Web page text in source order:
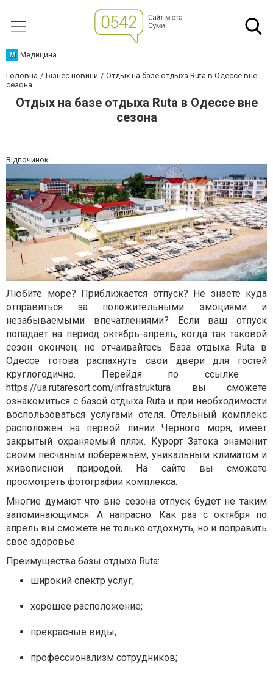
М Медицина
Головна Бізнес новини
Отдых на базе отдыха Ruta в Одессе вне
сезона
Отдых на базе отдыха Ruta в Одессе вне
сезона
Відпочинок
Любите море? Приближается отпуск? Не знаете куда
отправиться за положительными эмоциями и
незабываемыми впечатлениями? Если ваш отпуск
попадает на период октябрь-апрель, когда так таковой
сезон окончен, не отчаивайтесь. База отдыха Ruta в
Одессе готова распахнуть свои двери для гостей
круглогодично. Перейдя по ссылке
https://ua.rutaresort.com/infrastruktura вы сможете
ознакомиться с базой отдыха Ruta и при необходимости
воспользоваться услугами отеля. Отельный комплекс
расположен на первой линии Черного моря, имеет
закрытый охраняемый пляж. Курорт Затока знаменит
своим песчаным побережьем, уникальным климатом и
живописной природой.
На сайте вы сможете
просмотреть фотографии комплекса.
Многие думают что вне сезона отпуск будет не таким
запоминающимся. А напрасно. Как раз с октября по
апрель вы сможете не только отдохнуть, но и поправить
свое здоровье.
Преимущества базы отдыха Ruta:
широкий спектр услуг;
хорошее расположение;
прекрасные виды;
профессионализм сотрудников;